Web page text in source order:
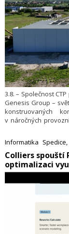
3.8. – Společnost
Genesis Group –
konstruovaných
v náročných
v CTParku Louny II,
konektorů a
obranu, energetiku,
Informatika
​Colliers spouští
optimalizaci